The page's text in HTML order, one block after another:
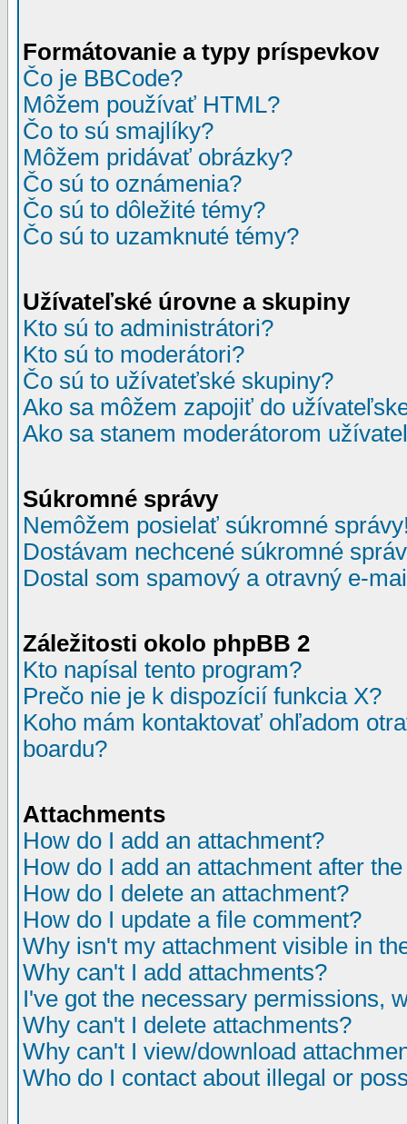
Formátovanie a typy príspevkov
Čo je BBCode?
Môžem používať HTML?
Čo to sú smajlíky?
Môžem pridávať obrázky?
Čo sú to oznámenia?
Čo sú to dôležité témy?
Čo sú to uzamknuté témy?
Užívateľské úrovne a skupiny
Kto sú to administrátori?
Kto sú to moderátori?
Čo sú to užívateťské skupiny?
Ako sa môžem zapojiť do
Ako sa stanem moderátorom
Súkromné správy
Nemôžem posielať súkromné
Dostávam nechcené súkromné
Dostal som spamový a otravný e-
Záležitosti okolo phpBB 2
Kto napísal tento program?
Prečo nie je k dispozícií funkcia X?
Koho mám kontaktovať ohľadom
boardu?
Attachments
How do I add an attachment?
How do I add an attachment after
How do I delete an attachment?
How do I update a file comment?
Why isn't my attachment visible in
Why can't I add attachments?
I've got the necessary permissions,
Why can't I delete attachments?
Why can't I view/download
Who do I contact about illegal or